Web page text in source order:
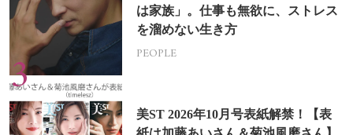
は家族」。仕事も無欲に、ストレス
を溜めない生き方
PEOPLE
美ST 2026年10月号表紙解禁！【表